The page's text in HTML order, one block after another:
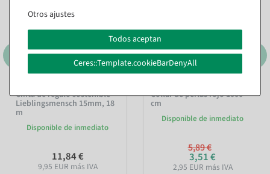
Cinta de regalo sostenible
Lieblingsmensch 15mm, 18
m
Disponible de inmediato
11,84 €
9,95 EUR más IVA
Collar de perlas rojo 1000
cm
Disponible de inmediato
5,89 €
3,51 €
2,95 EUR más IVA
Otros ajustes
Todos aceptan
Ceres::Template.cookieBarDenyAll